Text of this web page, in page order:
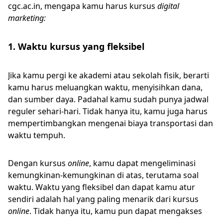
cgc.ac.in, mengapa kamu harus kursus digital
marketing:
1. Waktu kursus yang fleksibel
Jika kamu pergi ke akademi atau sekolah fisik, berarti
kamu harus meluangkan waktu, menyisihkan dana,
dan sumber daya. Padahal kamu sudah punya jadwal
reguler sehari-hari. Tidak hanya itu, kamu juga harus
mempertimbangkan mengenai biaya transportasi dan
waktu tempuh.
Dengan kursus online, kamu dapat mengeliminasi
kemungkinan-kemungkinan di atas, terutama soal
waktu. Waktu yang fleksibel dan dapat kamu atur
sendiri adalah hal yang paling menarik dari kursus
online. Tidak hanya itu, kamu pun dapat mengakses